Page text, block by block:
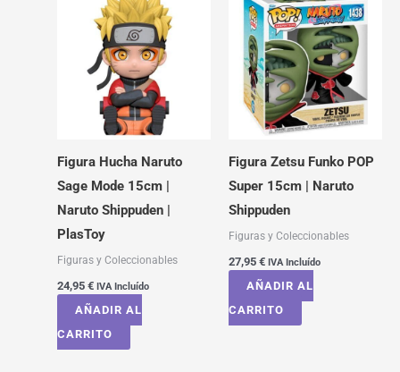
Figura Hucha Naruto
Sage Mode 15cm |
Naruto Shippuden |
PlasToy
Figuras y Coleccionables
24,95 € IVA Incluído
AÑADIR AL
CARRITO
Figura Zetsu Funko POP
Super 15cm | Naruto
Shippuden
Figuras y Coleccionables
27,95 € IVA Incluído
AÑADIR AL
CARRITO